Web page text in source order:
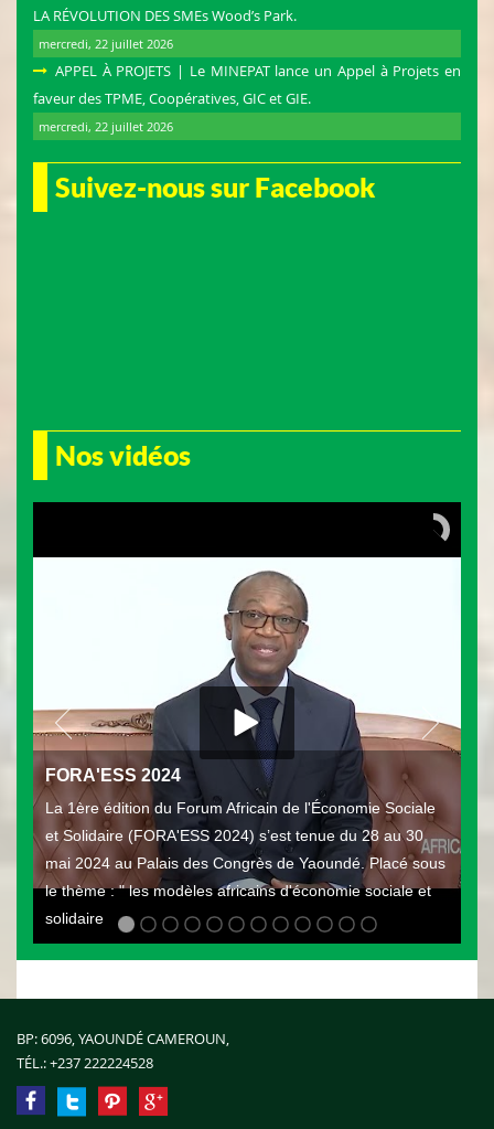
LA RÉVOLUTION DES SMEs Wood’s Park.
mercredi, 22 juillet 2026
APPEL À PROJETS | Le MINEPAT lance un Appel à Projets en
faveur des TPME, Coopératives, GIC et GIE.
mercredi, 22 juillet 2026
Suivez-nous sur Facebook
Nos vidéos
FORA'ESS 2024
La 1ère édition du Forum Africain de l'Économie Sociale
et Solidaire (FORA'ESS 2024) s’est tenue du 28 au 30
mai 2024 au Palais des Congrès de Yaoundé. Placé sous
le thème : " les modèles africains d'économie sociale et
solidaire
BP: 6096, YAOUNDÉ CAMEROUN,
TÉL.:+237 222224528